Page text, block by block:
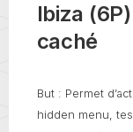
Ibiza
caché
But : Permet
hidden menu,